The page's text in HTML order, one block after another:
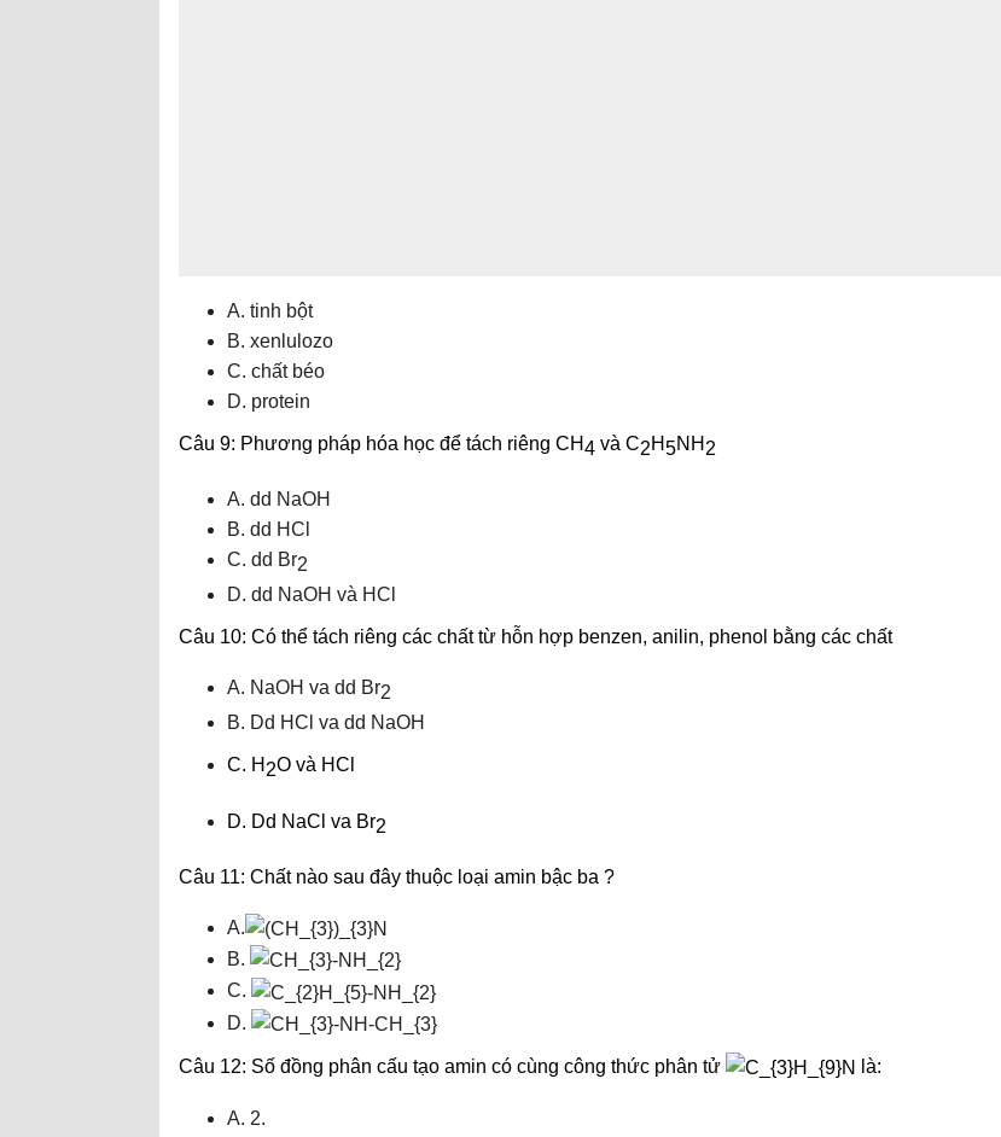
A. tinh bột
B. xenlulozo
C. chất béo
D. protein
Câu 9: Phương pháp hóa học để tách riêng CH4 và C2H5NH 2
A. dd NaOH
B. dd HCl
C. dd Br2
D. dd NaOH và HCl
Câu 10: Có thể tách riêng các chất từ hỗn hợp benzen, anilin, phenol bằng các chất
A. NaOH va dd Br2
B. Dd HCl va dd NaOH
C. H2O và HCl
D. Dd NaCl va Br2
Câu 11: Chất nào sau đây thuộc loại amin bậc ba ?
A.
B.
C.
D.
Câu 12: Số đồng phân cấu tạo amin có cùng công thức phân tử là:
A. 2.